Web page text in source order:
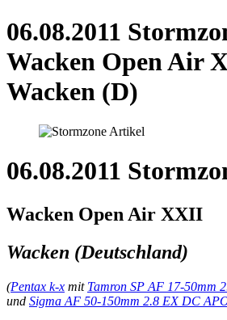
06.08.2011
Wacken Open Air
Wacken (D)
06.08.2011
Wacken Open Air XXII
Wacken (Deutschland)
(Pentax k-x mit Tamron SP AF 17-50mm
und Sigma AF 50-150mm 2.8 EX DC